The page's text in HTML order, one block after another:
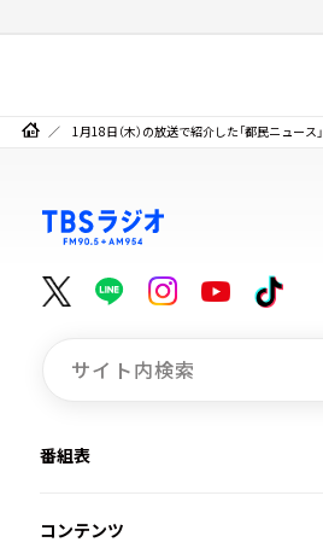
1月18日（木）の放送で紹介した「都民ニュース」
番組表
コンテンツ